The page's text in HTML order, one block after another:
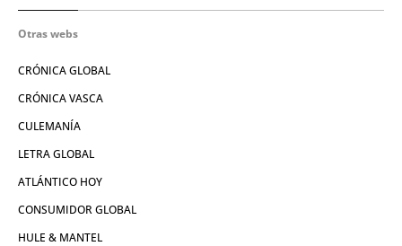
Otras webs
CRÓNICA GLOBAL
CRÓNICA VASCA
CULEMANÍA
LETRA GLOBAL
ATLÁNTICO HOY
CONSUMIDOR GLOBAL
HULE & MANTEL